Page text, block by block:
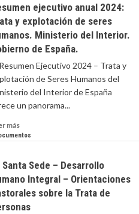
ejecutivo anual 2024:
y explotación de seres
Ministerio del Interior.
de España.
Ejecutivo 2024 – Trata y
de Seres Humanos del
del Interior de España
un panorama...
más
más
ejecutivo
anual
2024:
Trata
Santa Sede – Desarrollo
Integral – Orientaciones
sobre la Trata de